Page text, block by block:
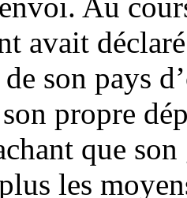
Au
avait
de son pays
propre
que
les